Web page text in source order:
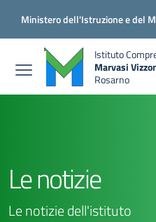
Ministero dell'Istruzione e del
Istituto
Marvasi
Rosarno
Le notizie
Le notizie dell'istituto